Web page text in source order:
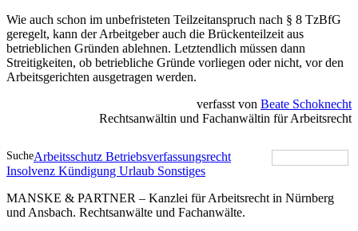
Wie auch schon im unbefristeten Teilzeitanspruch nach § 8 TzBfG
geregelt, kann der Arbeitgeber auch die Brückenteilzeit aus
betrieblichen Gründen ablehnen. Letztendlich müssen dann
Streitigkeiten, ob betriebliche Gründe vorliegen oder nicht, vor den
Arbeitsgerichten ausgetragen werden.
verfasst von Beate Schoknecht
Rechtsanwältin und Fachanwältin für Arbeitsrecht
SucheArbeitsschutz Betriebsverfassungsrecht
Insolvenz Kündigung Urlaub Sonstiges
MANSKE & PARTNER – Kanzlei für Arbeitsrecht in Nürnberg
und Ansbach. Rechtsanwälte und Fachanwälte.